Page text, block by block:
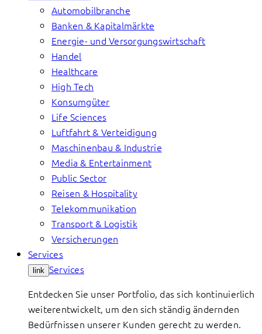
Automobilbranche
Banken & Kapitalmärkte
Energie- und Versorgungswirtschaft
Handel
Healthcare
High Tech
Konsumgüter
Life Sciences
Luftfahrt & Verteidigung
Maschinenbau & Industrie
Media & Entertainment
Public Sector
Reisen & Hospitality
Telekommunikation
Transport & Logistik
Versicherungen
Services
link Services
Entdecken Sie unser Portfolio, das sich kontinuierlich
weiterentwickelt, um den sich ständig ändernden
Bedürfnissen unserer Kunden gerecht zu werden.